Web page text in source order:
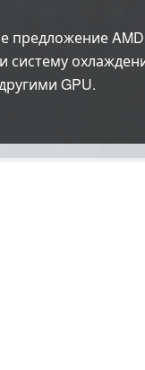
предложение
систему
GPU.